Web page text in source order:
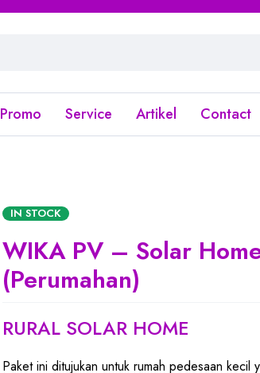
Promo Service Artikel Contact
IN STOCK
WIKA PV – Solar
(Perumahan)
RURAL SOLAR HOME
Paket ini ditujukan untuk rumah pedesaan kecil